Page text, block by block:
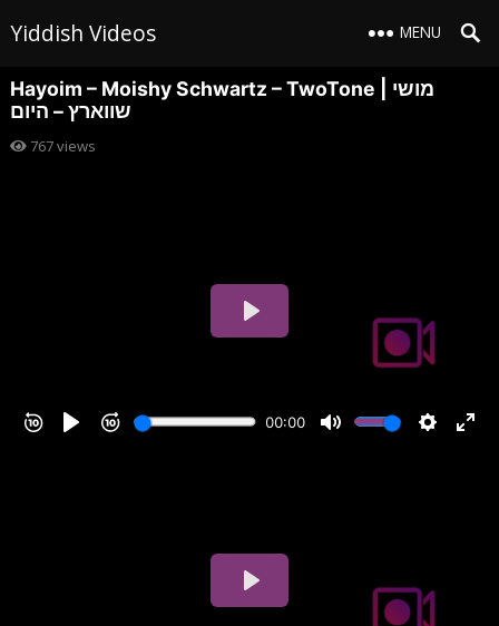
Yiddish Videos MENU
Hayoim – Moishy Schwartz – TwoTone | מושי
שווארץ – היום
767views